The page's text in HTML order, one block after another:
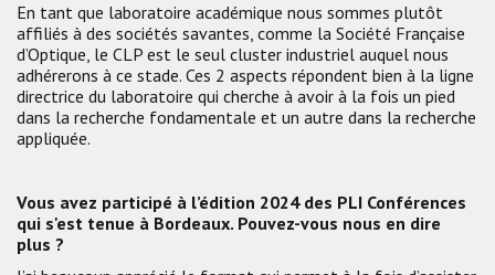
En tant que laboratoire académique nous sommes plutôt
affiliés à des sociétés savantes, comme la Société Française
d’Optique, le CLP est le seul cluster industriel auquel nous
adhérerons à ce stade. Ces 2 aspects répondent bien à la ligne
directrice du laboratoire qui cherche à avoir à la fois un pied
dans la recherche fondamentale et un autre dans la recherche
appliquée.
Vous avez participé à l’édition 2024 des PLI Conférences
qui s'est tenue à Bordeaux. Pouvez-vous nous en dire
plus ?